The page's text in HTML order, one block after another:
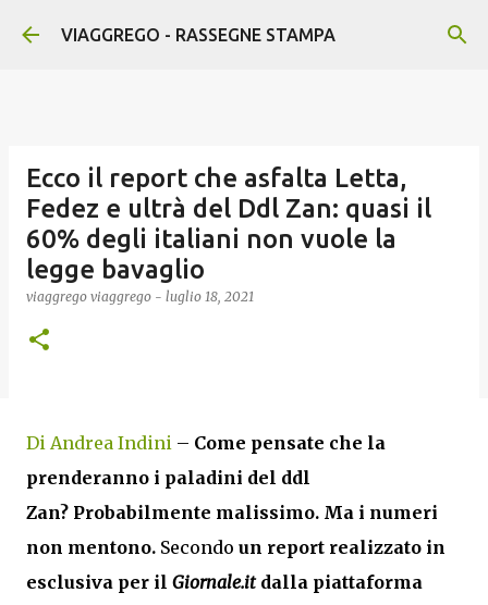
Passa ai contenuti principali
VIAGGREGO - RASSEGNE STAMPA
Ecco il report che asfalta Letta,
Fedez e ultrà del Ddl Zan: quasi il
60% degli italiani non vuole la
legge bavaglio
viaggrego viaggrego - luglio 18, 2021
Di Andrea Indini – Come pensate che la
prenderanno i paladini del ddl
Zan? Probabilmente malissimo. Ma i numeri
non mentono. Secondo un report realizzato in
esclusiva per il Giornale.itdalla piattaforma